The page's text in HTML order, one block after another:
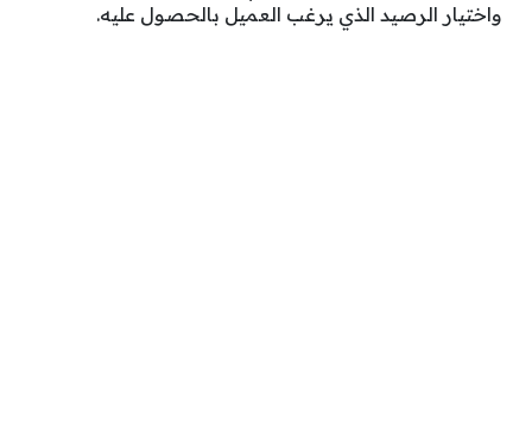
واختيار الرصيد الذي يرغب العميل بالحصول عليه.